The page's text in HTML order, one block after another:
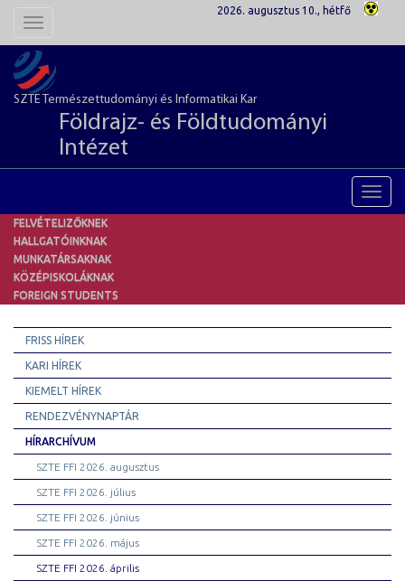
Toggle
2026. augusztus 10., hétfő
SZTE Természettudományi és Informatikai Kar
Földrajz- és Földtudományi
Intézet
FELVÉTELIZŐKNEK
HALLGATÓINKNAK
MUNKATÁRSAKNAK
KÖZÉPISKOLÁKNAK
FOREIGN STUDENTS
FRISS HÍREK
KARI HÍREK
KIEMELT HÍREK
RENDEZVÉNYNAPTÁR
HÍRARCHÍVUM
SZTE FFI 2026. augusztus
SZTE FFI 2026. július
SZTE FFI 2026. június
SZTE FFI 2026. május
SZTE FFI 2026. április